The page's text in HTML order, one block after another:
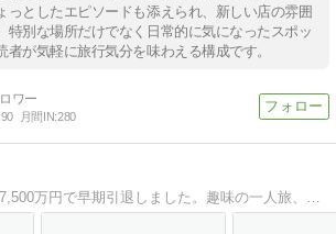
っとしたエピソードも添えられ、新しい店の雰囲
特別な場所だけでなく日常的に気になったスポッ
者が気軽に旅行気分を味わえる構成です。
90 月間IN:280
53歳単身、資産7,500万円で早期引退しました。趣味の一人旅、居酒屋巡り、愛車のアルトワークスなどについて綴ります。